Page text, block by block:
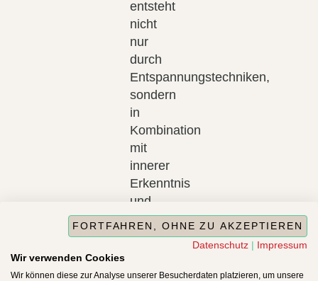
FORTFAHREN, OHNE ZU AKZEPTIEREN
Datenschutz
Impressum
Wir verwenden Cookies
Wir können diese zur Analyse unserer Besucherdaten platzieren, um unsere
entsteht
nicht
nur
durch
Entspannungstechniken,
sondern
in
Kombination
mit
innerer
Erkenntnis
und
Akzeptanz.
Erkenne
Stressauslöser,